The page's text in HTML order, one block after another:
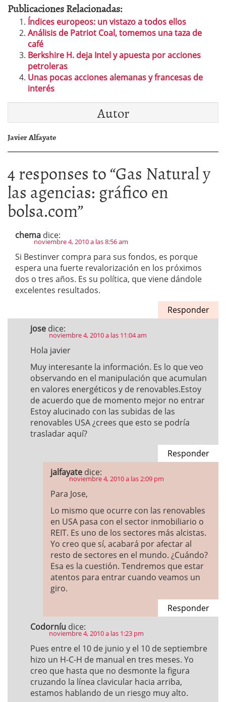
Publicaciones Relacionadas:
Índices europeos: un vistazo a todos ellos
Análisis de Patriot Coal, tomemos una taza de
café
Berkshire H. deja Intel y apuesta por acciones
petroleras
Unas pocas acciones alemanas y francesas de
interés
Autor
Javier Alfayate
4 responses to “Gas Natural y
las agencias: gráfico en
bolsa.com”
chema dice:
noviembre 4, 2010 a las 8:56 am
Si Bestinver compra para sus fondos, es porque
espera una fuerte revalorización en los próximos
dos o tres años. Es su política, que viene dándole
excelentes resultados.
Responder
jose dice:
noviembre 4, 2010 a las 11:04 am
Hola javier
Muy interesante la información. Es lo que veo
observando en el manipulación que acumulan
en valores energéticos y de renovables.Estoy
de acuerdo que de momento mejor no entrar
Estoy alucinado con las subidas de las
renovables USA ¿crees que esto se podría
trasladar aquí?
Responder
jalfayate dice:
noviembre 4, 2010 a las 2:09 pm
Para Jose,
Lo mismo que ocurre con las renovables
en USA pasa con el sector inmobiliario o
REIT. Es uno de los sectores más alcistas.
Yo creo que sí, acabará por afectar al
resto de sectores en el mundo. ¿Cuándo?
Esa es la cuestión. Tendremos que estar
atentos para entrar cuando veamos un
giro.
Responder
Codorníu dice:
noviembre 4, 2010 a las 1:23 pm
Pues entre el 10 de junio y el 10 de septiembre
hizo un H-C-H de manual en tres meses. Yo
creo que hasta que no desmonte la figura
cruzando la línea clavicular hacia arriba,
estamos hablando de un riesgo muy alto.